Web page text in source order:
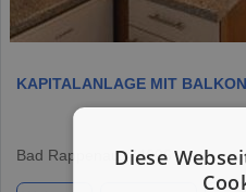
KAPITALANLAGE MIT
Bad Rappenau, 74906
Diese